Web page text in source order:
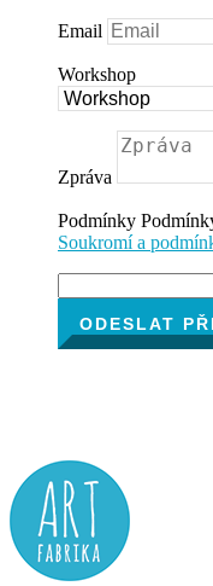
Email
Workshop
Zpráva
Podmínky
Soukromí a
ODESLAT